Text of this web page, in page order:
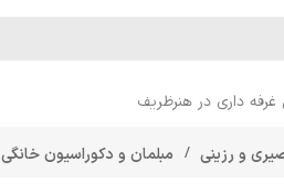
داری در هنرظریف
و رزینی مبلمان و دکوراسیون خانگی